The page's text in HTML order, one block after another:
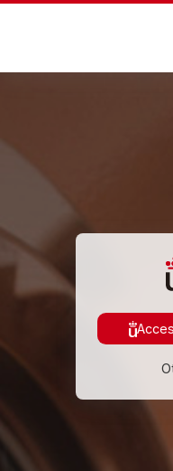
Ves al contingut principal
Inicia la